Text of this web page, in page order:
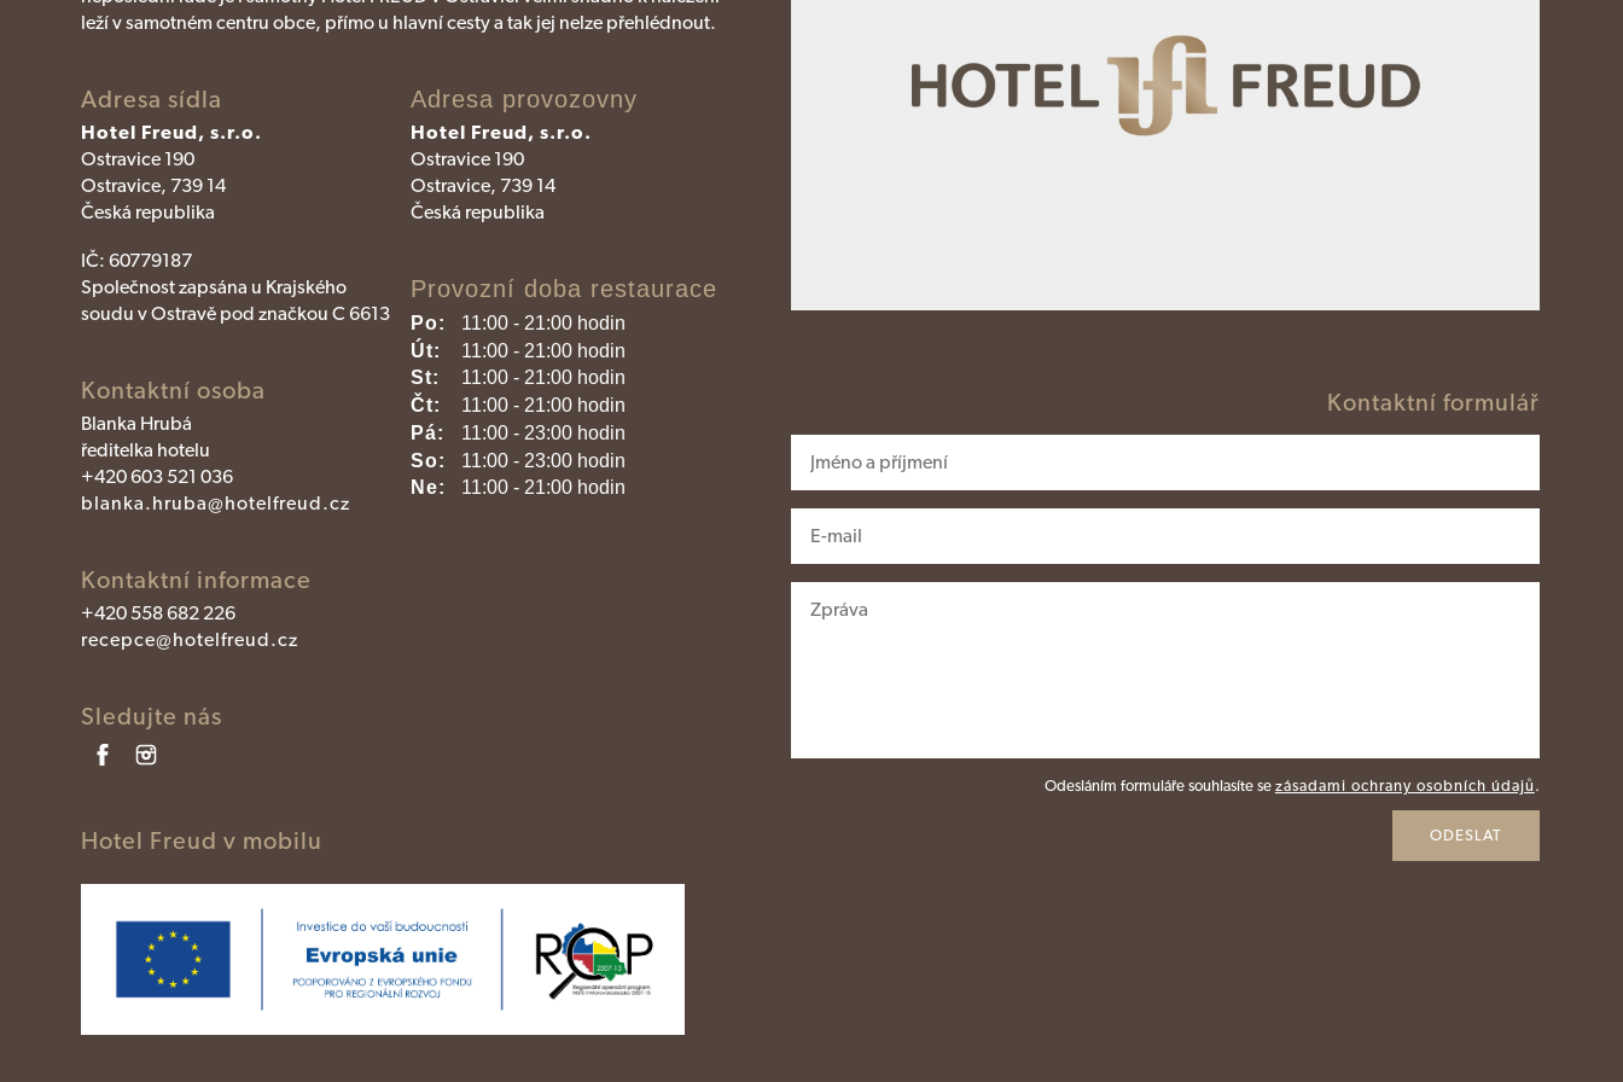
leží v samotném centru obce, přímo u hlavní cesty a tak jej nelze přehlédnout.
Adresa sídla
Hotel Freud, s.r.o.
Ostravice 190
Ostravice, 739 14
Česká republika
IČ: 60779187
Společnost zapsána u Krajského
soudu v Ostravě pod značkou C 6613
Kontaktní osoba
Blanka Hrubá
ředitelka hotelu
+420 603 521 036
blanka.hruba@hotelfreud.cz
Kontaktní informace
+420 558 682 226
recepce@hotelfreud.cz
Sledujte nás
Hotel Freud v mobilu
Adresa provozovny
Hotel Freud, s.r.o.
Ostravice 190
Ostravice, 739 14
Česká republika
Provozní doba restaurace
Po:
11:00 - 21:00 hodin
Út:
11:00 - 21:00 hodin
St:
11:00 - 21:00 hodin
Čt:
11:00 - 21:00 hodin
Pá:
11:00 - 23:00 hodin
So:
11:00 - 23:00 hodin
Ne:
11:00 - 21:00 hodin
Kontaktní formulář
Odesláním formuláře souhlasíte se zásadami ochrany osobních údajů .